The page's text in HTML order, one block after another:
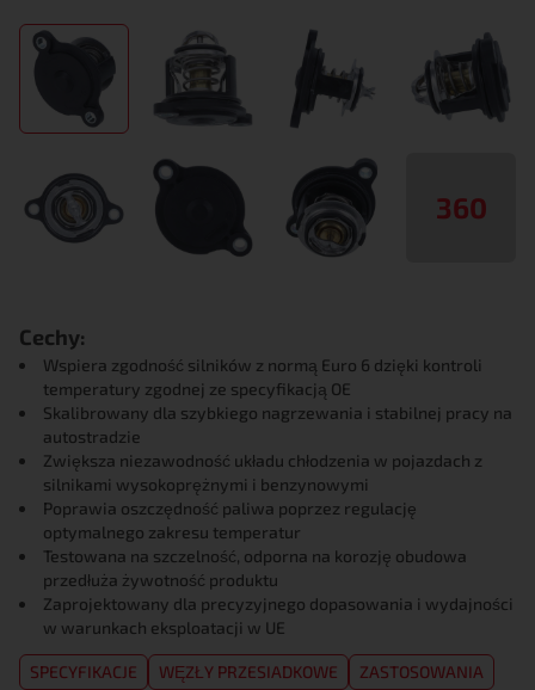
360
Cechy:
Wspiera zgodność silników z normą Euro 6 dzięki kontroli
temperatury zgodnej ze specyfikacją OE
Skalibrowany dla szybkiego nagrzewania i stabilnej pracy na
autostradzie
Zwiększa niezawodność układu chłodzenia w pojazdach z
silnikami wysokoprężnymi i benzynowymi
Poprawia oszczędność paliwa poprzez regulację
optymalnego zakresu temperatur
Testowana na szczelność, odporna na korozję obudowa
przedłuża żywotność produktu
Zaprojektowany dla precyzyjnego dopasowania i wydajności
w warunkach eksploatacji w UE
SPECYFIKACJE WĘZŁY PRZESIADKOWE
ZASTOSOWANIA